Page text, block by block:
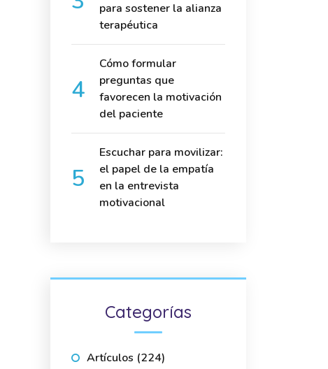
para sostener la alianza
terapéutica
Cómo formular
preguntas que
favorecen la motivación
del paciente
Escuchar para movilizar:
el papel de la empatía
en la entrevista
motivacional
Categorías
Artículos (224)